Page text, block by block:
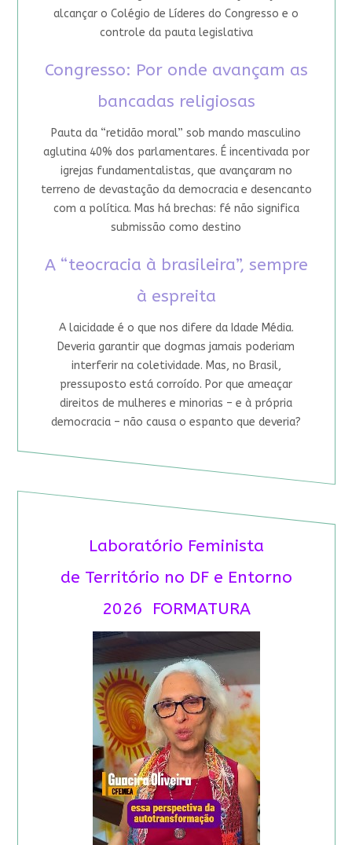
alcançar o Colégio de Líderes do Congresso e o
controle da pauta legislativa
Congresso: Por onde avançam as
bancadas religiosas
Pauta da “retidão moral” sob mando masculino
aglutina 40% dos parlamentares. É incentivada por
igrejas fundamentalistas, que avançaram no
terreno de devastação da democracia e desencanto
com a política. Mas há brechas: fé não significa
submissão como destino
A “teocracia à brasileira”, sempre
à espreita
A laicidade é o que nos difere da Idade Média.
Deveria garantir que dogmas jamais poderiam
interferir na coletividade. Mas, no Brasil,
pressuposto está corroído. Por que ameaçar
direitos de mulheres e minorias – e à própria
democracia – não causa o espanto que deveria?
Laboratório Feminista
de Território no DF e Entorno
2026 FORMATURA